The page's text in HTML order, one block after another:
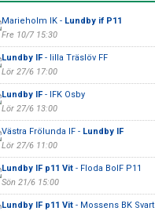
Marieholm IK - Lundby if P11
Fre 10/7 15:30
Lundby IF- lilla Träslöv FF
Lör 27/6 17:00
Lundby IF- IFK Osby
Lör 27/6 13:00
Västra Frölunda IF - Lundby IF
Lör 27/6 11:00
Lundby IF p11 Vit- Floda BoIF P11
Sön 21/6 15:00
Lundby IF p11 Vit- Mossens BK Svart